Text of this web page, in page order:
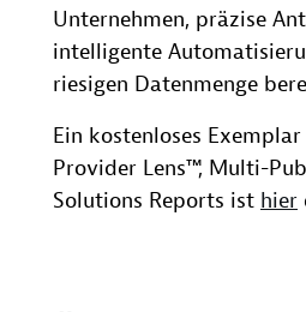
Unternehmen, präzise
intelligente
riesigen Datenmenge
Ein kostenloses Exemplar
Provider Lens™, Multi-
Solutions Reports ist hier